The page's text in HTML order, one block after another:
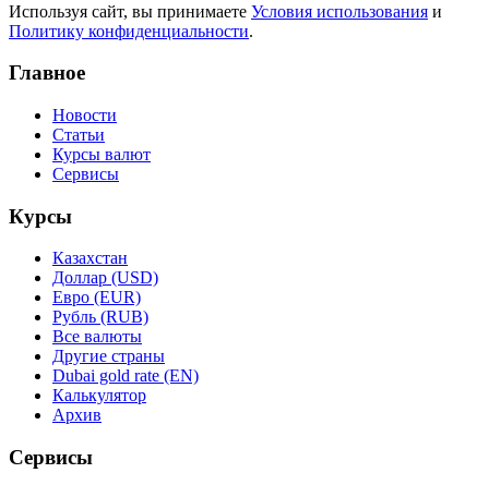
Используя сайт, вы принимаете Условия использования и
Политику конфиденциальности.
Главное
Новости
Статьи
Курсы валют
Сервисы
Курсы
Казахстан
Доллар (USD)
Евро (EUR)
Рубль (RUB)
Все валюты
Другие страны
Dubai gold rate (EN)
Калькулятор
Архив
Сервисы